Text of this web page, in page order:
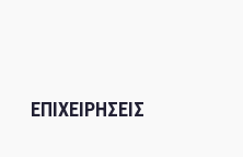
ΕΠΙΧΕΙΡΗΣΕΙΣ